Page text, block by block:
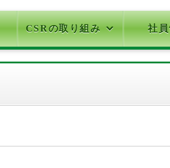
CSRの取り組み 社